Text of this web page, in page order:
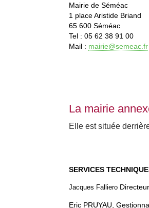
Mairie de Séméac
1 place Aristide Briand
65 600 Séméac
Tel : 05 62 38 91
Mail : mairie@semeac.fr
La mairie
Elle est située
SERVICES
Jacques Falliero
Eric PRUYAU,